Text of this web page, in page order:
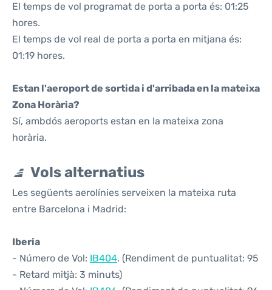
El temps de vol programat de porta a porta és: 01:25
hores.
El temps de vol real de porta a porta en mitjana és:
01:19 hores.
Estan l'aeroport de sortida i d'arribada en la mateixa
Zona Horària?
Sí, ambdós aeroports estan en la mateixa zona
horària.
Vols alternatius
Les següents aerolínies serveixen la mateixa ruta
entre Barcelona i Madrid:
Iberia
- Número de Vol: IB404. (Rendiment de puntualitat: 95
- Retard mitjà: 3 minuts)